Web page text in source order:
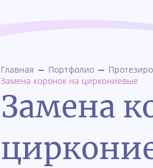
Главная Портфолио
Замена коронок на циркониевые
Замена